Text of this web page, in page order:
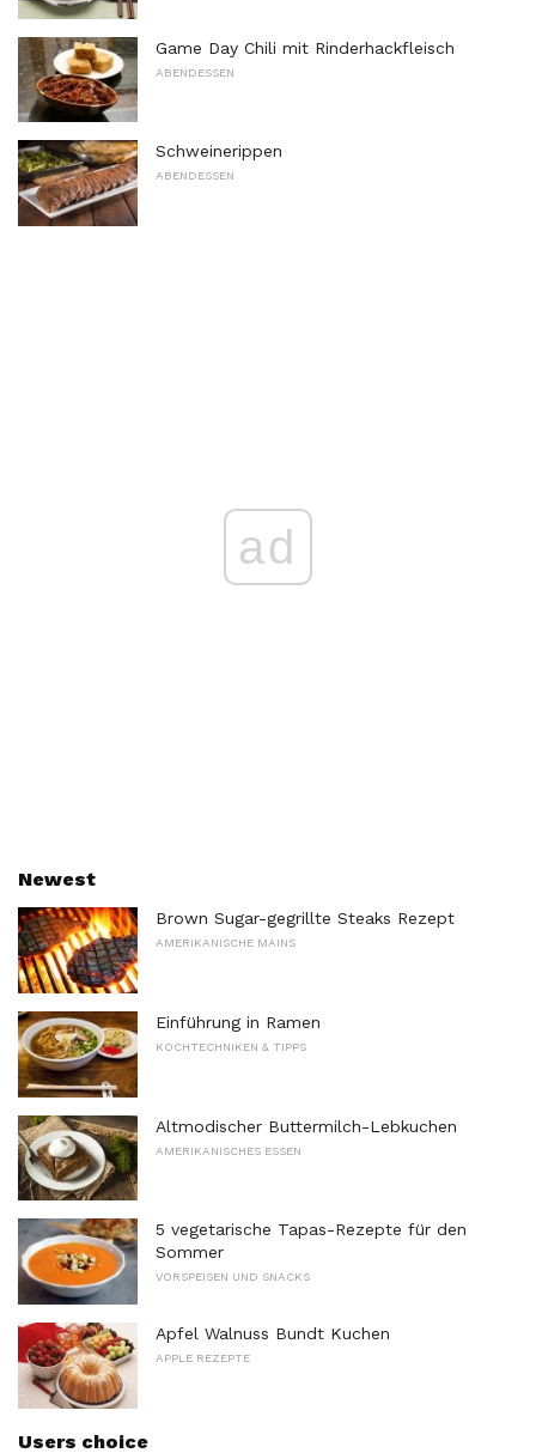
Game Day Chili mit Rinderhackfleisch
ABENDESSEN
Schweinerippen
ABENDESSEN
ad
Newest
Brown Sugar-gegrillte Steaks Rezept
AMERIKANISCHE MAINS
Einführung in Ramen
KOCHTECHNIKEN & TIPPS
Altmodischer Buttermilch-Lebkuchen
AMERIKANISCHES ESSEN
5 vegetarische Tapas-Rezepte für den
Sommer
VORSPEISEN UND SNACKS
Apfel Walnuss Bundt Kuchen
APPLE REZEPTE
Users choice